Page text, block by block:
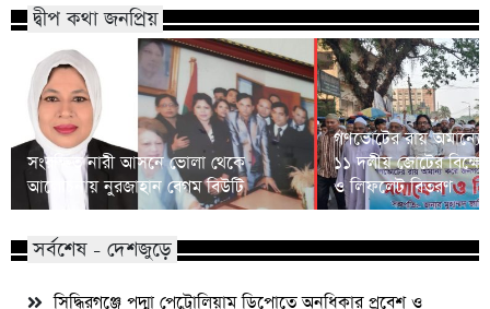
দ্বীপ কথা জনপ্রিয়
সংরক্ষিত নারী আসনে ভোলা থেকে
আলোচনায় নুরজাহান বেগম বিউটি
গণভোটের রায়
১১ দলীয় জোটের
ও লিফলেট বিতরণ
সর্বশেষ - দেশজুড়ে
সিদ্ধিরগঞ্জে পদ্মা পেট্রোলিয়াম ডিপোতে অনধিকার প্রবেশ ও